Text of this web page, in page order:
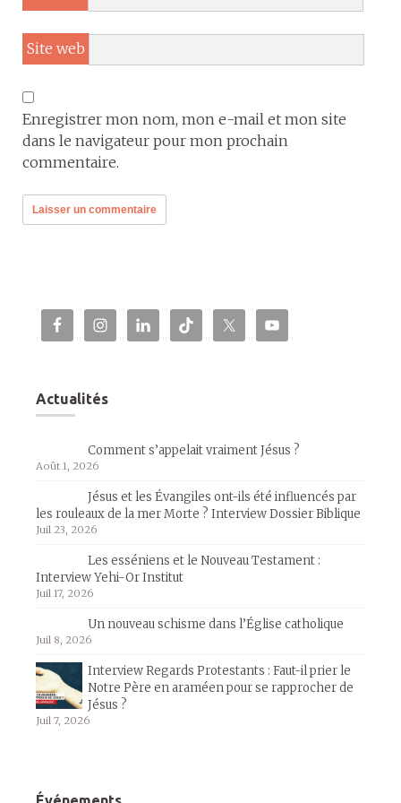
Site web
Enregistrer mon nom, mon e-mail et mon site
dans le navigateur pour mon prochain
commentaire.
Actualités
Comment s’appelait vraiment Jésus ?
Août 1, 2026
Jésus et les Évangiles ont-ils été influencés par
les rouleaux de la mer Morte ? Interview Dossier Biblique
Juil 23, 2026
Les esséniens et le Nouveau Testament :
Interview Yehi-Or Institut
Juil 17, 2026
Un nouveau schisme dans l’Église catholique
Juil 8, 2026
Interview Regards Protestants : Faut-il prier le
Notre Père en araméen pour se rapprocher de
Jésus ?
Juil 7, 2026